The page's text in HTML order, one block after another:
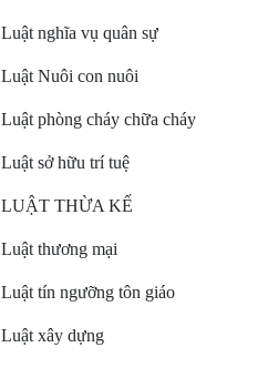
Luật nghĩa vụ quân sự
Luật Nuôi con nuôi
Luật phòng cháy chữa cháy
Luật sở hữu trí tuệ
LUẬT THỪA KẾ
Luật thương mại
Luật tín ngưỡng tôn giáo
Luật xây dựng